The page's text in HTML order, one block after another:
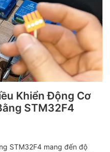
Khiển Động Cơ
STM32F4
STM32F4 mang đến độ